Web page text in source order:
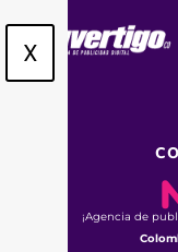
X
¡Agencia de